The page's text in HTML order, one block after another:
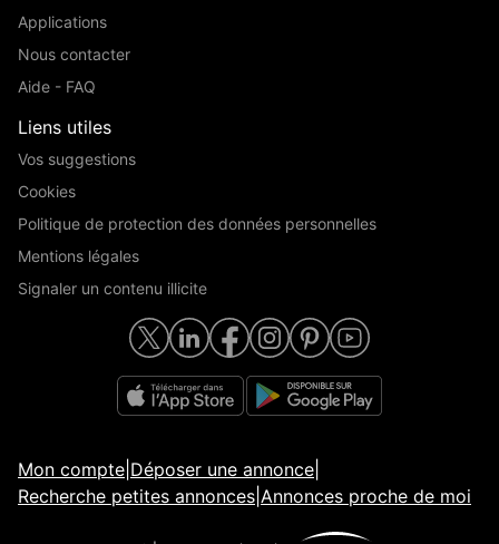
Applications
Nous contacter
Aide - FAQ
Liens utiles
Vos suggestions
Cookies
Politique de protection des données personnelles
Mentions légales
Signaler un contenu illicite
Mon compte Déposer une annonce
Recherche petites annonces Annonces proche de moi